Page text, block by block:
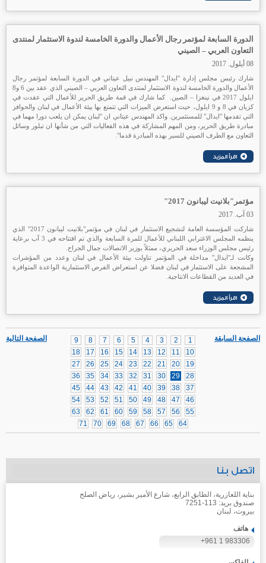
الدورة السابعة لمؤتمر رجال الأعمال والدورة الخامسة لندوة الاستثمار لمنتدى
التعاون العربي – الصيني
08 أيلول. 2017
شارك رئيس مجلس إدارة "ايدال" المهندس نبيل عيتاني في الدورة السابعة لمؤتمر رجال
الأعمال والدورة الخامسة لندوة الاستثمار لمنتدى التعاون العربي – الصيني الذي عقد بين 6 و8
ايلول 2017 في نينغزا – الصين. كما شارك في قمة طريق الحرير للأعمال التي عقدت في
كزيان في 8 و 9 ايلول، حيث استعرض الميزات التي تتمتع بها بيئة الأعمال في لبنان والحوافز
التي تقدمها "ايدال" للمستثمرين. واكد المهندس عيتاني ان "لبنان يمكن ان يلعب دورا مهما في
مبادرة طريق الحرير، ومن المهم المشاركة في هذه الفعاليات التي من شأنها ان تبلور وسائل
التعاون مع الطرف الصيني للسير بهذه المبادرة قدما".
مؤتمر"بلانيت ليبانون 2017"
03 آب. 2017
شاركت المؤسسة العامة لتشجيع الاستثمار في لبنان في مؤتمر"بلانيت ليبانون 2017" الذي
ينظمه المجلس الاغترابي اللبناني للأعمال للمرة السابعة والذي تم افتتاحه في 3 آب برعاية
رئيس مجلس الوزراء سعد الحريري، ممثلاً بوزير الاتصالات جمال الجراح.
وكانت لـ"ايدال" مداخلة في المؤتمر تناولت بيئة الأعمال في لبنان وعدد من المؤشرات
المشجعة على الاستثمار في لبنان فضلا عن استعراض الفرص الاستثمارية الواعدة المتوافرة
في العديد من القطاعات الانتاجية.
الصفحة التالية 1
2
3
4
5
6
7
8
9
10
11
12
13
14
15
16
17
18
19
20
21
22
23
24
25
26
27
28
29
30
31
32
33
34
35
36
37
38
39
40
41
42
43
44
45
46
47
48
49
50
51
52
53
54
55
56
57
58
59
60
61
62
63
64
65
66
67
68
69
70
71
الصفحة السابقة
اتصل بنا
بناية اللعازرية، الطابق الرابع، شارع الأمير بشير، رياض الصلح
صندوق بريد: 113-7251
بيروت، لبنان
هاتف
+961 1 983306